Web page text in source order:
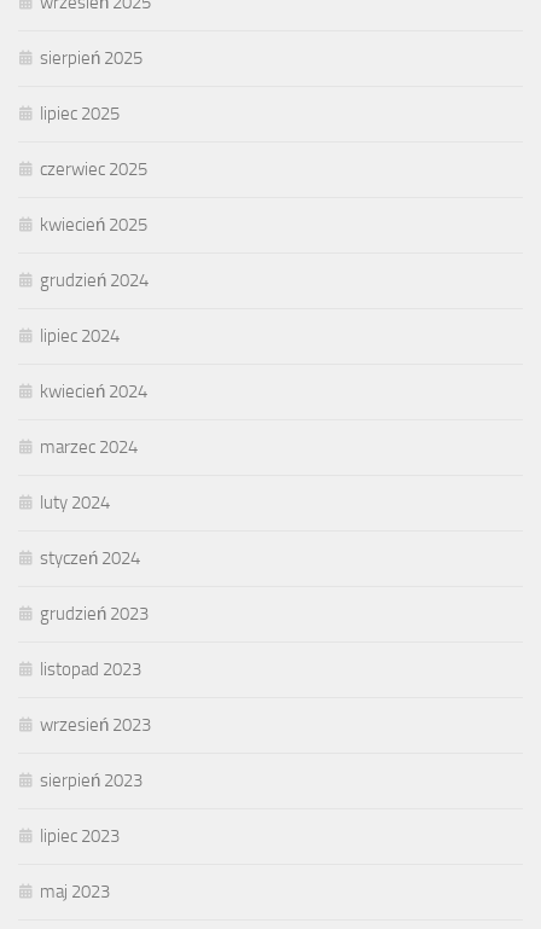
sierpień 2025
lipiec 2025
czerwiec 2025
kwiecień 2025
grudzień 2024
lipiec 2024
kwiecień 2024
marzec 2024
luty 2024
styczeń 2024
grudzień 2023
listopad 2023
wrzesień 2023
sierpień 2023
lipiec 2023
maj 2023